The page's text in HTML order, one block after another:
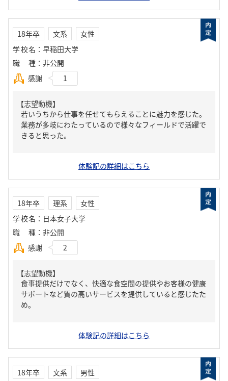
18年卒 文系
女性
学校名 ： 早稲田大学
職種 ： 非公開
感謝
1
【志望動機】
若いうちから仕事を任せてもらえることに魅力を感じた。
業務が多岐にわたっているので様々なフィールドで活躍で
きると思った。
体験記の詳細はこちら
18年卒 理系
女性
学校名 ： 日本女子大学
職種 ： 非公開
感謝
2
【志望動機】
食事提供だけでなく、快適な食空間の提供やお客様の健康
サポートなど質の高いサービスを提供していると感じたた
め。
体験記の詳細はこちら
18年卒 文系
男性